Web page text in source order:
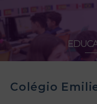
Colégio